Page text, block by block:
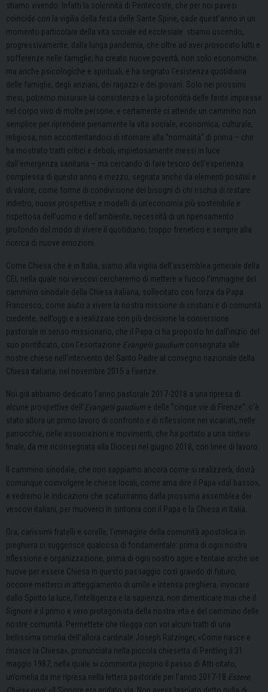
stiamo vivendo. Infatti la solennità di Pentecoste, che per noi pavesi
coincide con la vigilia della festa delle Sante Spine, cade quest’anno in un
momento particolare della vita sociale ed ecclesiale: stiamo uscendo,
progressivamente, dalla lunga pandemia, che oltre ad aver provocato lutti e
sofferenze nelle famiglie, ha creato nuove povertà, non solo economiche,
ma anche psicologiche e spirituali, e ha segnato l’esistenza quotidiana
delle famiglie, degli anziani, dei ragazzi e dei giovani. Solo nei prossimi
mesi, potremo misurare la consistenza e la profondità delle ferite impresse
nel corpo vivo di molte persone, e certamente ci attende un cammino non
semplice per riprendere pienamente la vita sociale, economica, culturale,
religiosa, non accontentandoci di ritornare alla “normalità” di prima – che
ha mostrato tratti critici e deboli, impietosamente messi in luce
dall’emergenza sanitaria – ma cercando di fare tesoro dell’esperienza
complessa di questo anno e mezzo, segnata anche da elementi positivi e
di valore, come forme di condivisione dei bisogni di chi rischia di restare
indietro, nuove prospettive e modelli di un’economia più sostenibile e
rispettosa dell’uomo e dell’ambiente, necessità di un ripensamento
profondo del modo di vivere il quotidiano, troppo frenetico e sempre alla
ricerca di nuove emozioni.
Come Chiesa che è in Italia, siamo alla vigilia dell’assemblea generale della
CEI, nella quale noi vescovi cercheremo di mettere a fuoco l’immagine del
cammino sinodale della Chiesa italiana, sollecitato con forza da Papa
Francesco, come aiuto a vivere la nostra missione di cristiani e di comunità
credente, nell’oggi e a realizzare con più decisione la conversione
pastorale in senso missionario, che il Papa ci ha proposto fin dall’inizio del
suo pontificato, con l’esortazione Evangelii gaudium consegnata alle
nostre chiese nell’intervento del Santo Padre al convegno nazionale della
Chiesa italiana, nel novembre 2015 a Firenze.
Noi già abbiamo dedicato l’anno pastorale 2017-2018 a una ripresa di
alcune prospettive dell’Evangelii gaudium e delle “cinque vie di Firenze”: c’è
stato allora un primo lavoro di confronto e di riflessione nei vicariati, nelle
parrocchie, nelle associazioni e movimenti, che ha portato a una sintesi
finale, da me riconsegnata alla Diocesi nel giugno 2018, con linee di lavoro.
Il cammino sinodale, che non sappiamo ancora come si realizzerà, dovrà
comunque coinvolgere le chiese locali, come ama dire il Papa «dal basso»,
e vedremo le indicazioni che scaturiranno dalla prossima assemblea dei
vescovi italiani, per muoverci in sintonia con il Papa e la Chiesa in Italia.
Ora, carissimi fratelli e sorelle, l’immagine della comunità apostolica in
preghiera ci suggerisce qualcosa di fondamentale: prima di ogni nostra
riflessione e organizzazione, prima di ogni nostro agire e tentare anche vie
nuove per essere Chiesa in questo passaggio così gravido di futuro,
occorre metterci in atteggiamento di umile e intensa preghiera, invocare
dallo Spirito la luce, l’intelligenza e la sapienza, non dimenticare mai che il
Signore è il primo e vero protagonista della nostra vita e del cammino delle
nostre comunità. Permettete che rilegga con voi alcuni tratti di una
bellissima omelia dell’allora cardinale Joseph Ratzinger, «Come nasce e
rinasce la Chiesa», pronunciata nella piccola chiesetta di Pentling il 31
maggio 1987, nella quale si commenta proprio il passo di Atti citato,
un’omelia da me ripresa nella lettera pastorale per l’anno 2017-18 Essere